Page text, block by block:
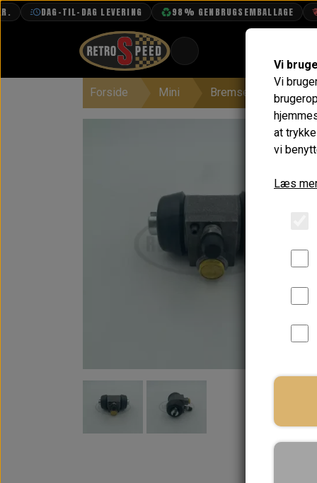
DAG-TIL-DAG LEVERING 98% GENBRUGSEMBALLAGE
PROJEKTER
Forside Mini Bremser
Vi
Vi
at
vi
Læs